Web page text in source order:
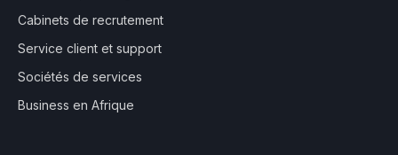
Cabinets de recrutement
Service client et support
Sociétés de services
Business en Afrique